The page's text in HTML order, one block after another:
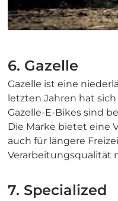
6. Gazelle
Gazelle ist eine
letzten Jahren hat
Gazelle-E-Bikes sind
Die Marke bietet eine
auch für längere
Verarbeitungsqualität
7. Specialized